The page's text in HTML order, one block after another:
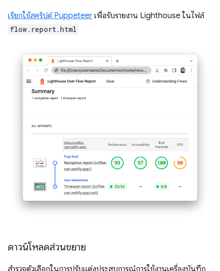
เรียกใช้สคริปต์ Puppeteer เพื่อรับรายงาน Lighthouse ในไฟล์
flow.report.html
ดาวน์โหลดส่วนขยาย